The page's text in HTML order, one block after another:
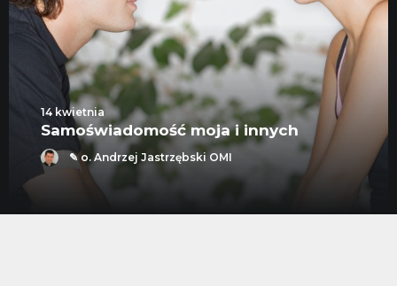
14 kwietnia
Samoświadomość moja i innych
✎ o. Andrzej Jastrzębski OMI